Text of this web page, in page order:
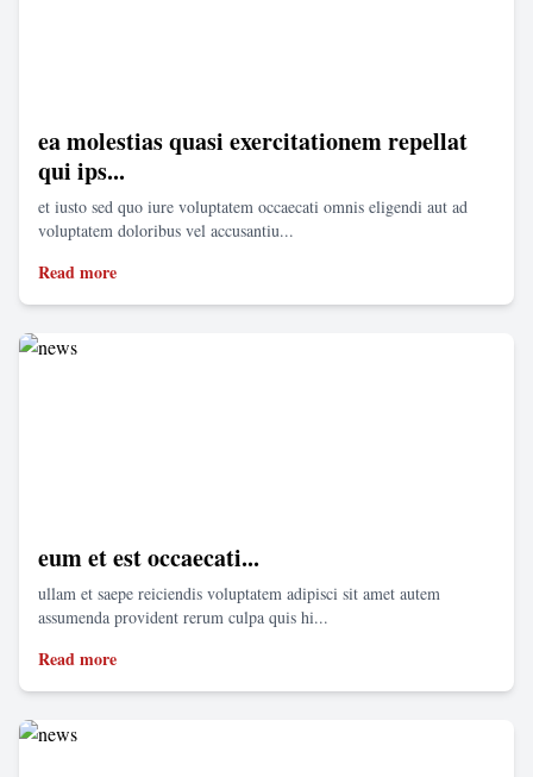
ea molestias quasi exercitationem repellat
qui ips...
et iusto sed quo iure voluptatem occaecati omnis eligendi aut ad
voluptatem doloribus vel accusantiu...
Read more
eum et est occaecati...
ullam et saepe reiciendis voluptatem adipisci sit amet autem
assumenda provident rerum culpa quis hi...
Read more